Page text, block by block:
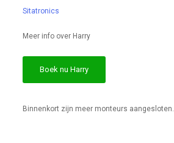
Sitatronics
Meer info over Harry
Boek nu Harry
Binnenkort zijn meer monteurs aangesloten.